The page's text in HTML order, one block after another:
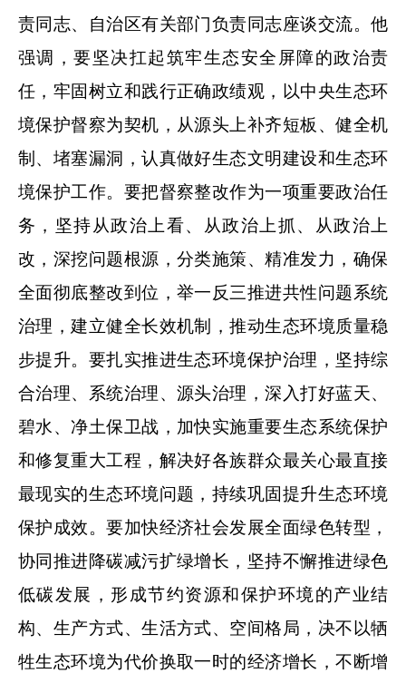
责同志、自治区有关部门负责同志座谈交流。他
强调，要坚决扛起筑牢生态安全屏障的政治责
任，牢固树立和践行正确政绩观，以中央生态环
境保护督察为契机，从源头上补齐短板、健全机
制、堵塞漏洞，认真做好生态文明建设和生态环
境保护工作。要把督察整改作为一项重要政治任
务，坚持从政治上看、从政治上抓、从政治上
改，深挖问题根源，分类施策、精准发力，确保
全面彻底整改到位，举一反三推进共性问题系统
治理，建立健全长效机制，推动生态环境质量稳
步提升。要扎实推进生态环境保护治理，坚持综
合治理、系统治理、源头治理，深入打好蓝天、
碧水、净土保卫战，加快实施重要生态系统保护
和修复重大工程，解决好各族群众最关心最直接
最现实的生态环境问题，持续巩固提升生态环境
保护成效。要加快经济社会发展全面绿色转型，
协同推进降碳减污扩绿增长，坚持不懈推进绿色
低碳发展，形成节约资源和保护环境的产业结
构、生产方式、生活方式、空间格局，决不以牺
牲生态环境为代价换取一时的经济增长，不断增